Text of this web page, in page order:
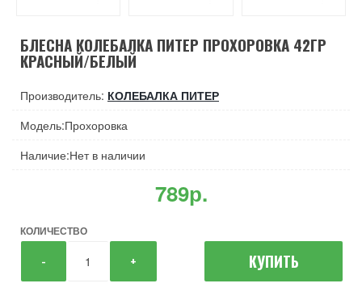
БЛЕСНА КОЛЕБАЛКА ПИТЕР ПРОХОРОВКА 42ГР
КРАСНЫЙ/БЕЛЫЙ
Производитель: КОЛЕБАЛКА ПИТЕР
Модель:Прохоровка
Наличие:Нет в наличии
789р.
КОЛИЧЕСТВО
- + КУПИТЬ